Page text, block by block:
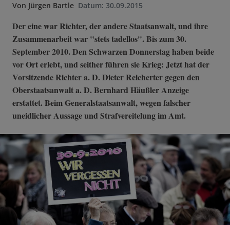
Von Jürgen Bartle Datum: 30.09.2015
Der eine war Richter, der andere Staatsanwalt, und ihre
Zusammenarbeit war "stets tadellos". Bis zum 30.
September 2010. Den Schwarzen Donnerstag haben beide
vor Ort erlebt, und seither führen sie Krieg: Jetzt hat der
Vorsitzende Richter a. D. Dieter Reicherter gegen den
Oberstaatsanwalt a. D. Bernhard Häußler Anzeige
erstattet. Beim Generalstaatsanwalt, wegen falscher
uneidlicher Aussage und Strafvereitelung im Amt.